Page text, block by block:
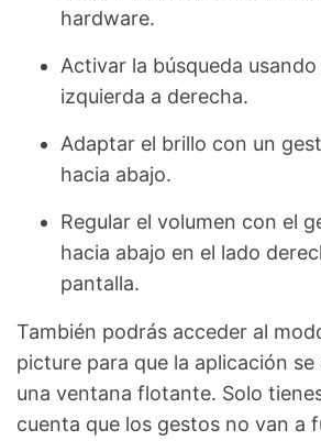
hardware.
Activar la búsqueda
izquierda a derecha.
Adaptar el brillo con un
hacia abajo.
Regular el volumen con el
hacia abajo en el lado
pantalla.
También podrás acceder al
picture para que la aplicación
una ventana flotante. Solo
cuenta que los gestos no van a